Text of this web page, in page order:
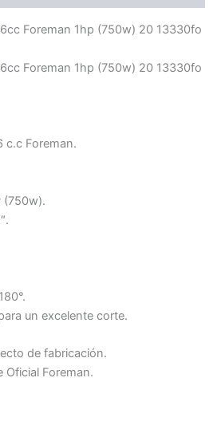
Foreman 1hp (750w) 20 13330fo
Foreman 1hp (750w) 20 13330fo
c.c Foreman.
(750w).
un excelente corte.
de fabricación.
Oficial Foreman.